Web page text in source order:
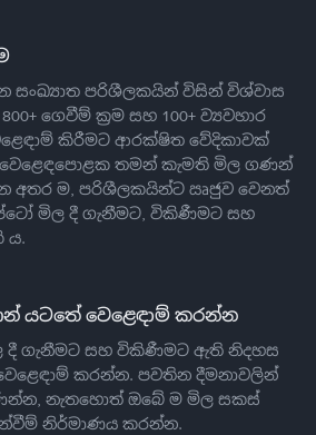
සංඛ්‍යාත පරිශීලකයින් විසින් විශ්වාස
800+ ගෙවීම් ක්‍රම සහ 100+ ව්‍යවහාර
කිරීමට ආරක්ෂිත වේදිකාවක්
වෙළෙඳපොළක තමන් කැමති මිල ගණන්
අතර ම, පරිශීලකයින්ට ඍජුව වෙනත්
මිල දී ගැනීමට, විකිණීමට සහ
ය.
යටතේ වෙළෙඳාම් කරන්න
දී ගැනීමට සහ විකිණීමට ඇති නිදහස
කරන්න. පවතින දීමනාවලින්
නැතහොත් ඔබේ ම මිල සකස්
නිර්මාණය කරන්න.